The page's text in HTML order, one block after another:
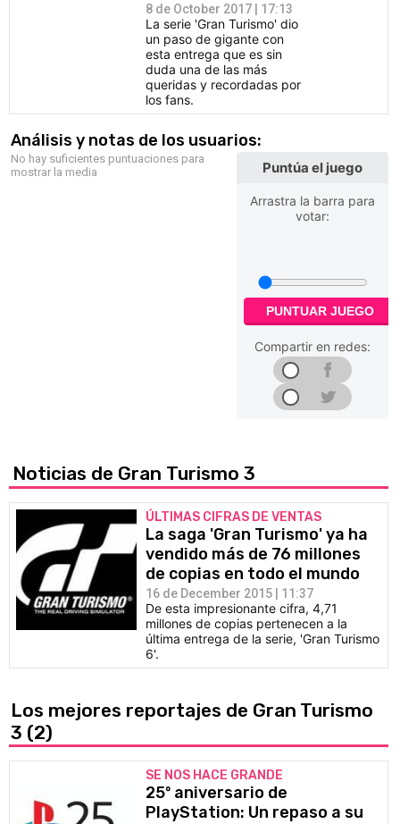
8 de October 2017 | 17:13
La serie 'Gran Turismo' dio
un paso de gigante con
esta entrega que es sin
duda una de las más
queridas y recordadas por
los fans.
Análisis y notas de los usuarios:
No hay suficientes puntuaciones para
mostrar la media
Puntúa el juego
Arrastra la barra para
votar:
PUNTUAR JUEGO
Compartir en redes:
Noticias de Gran Turismo 3
ÚLTIMAS CIFRAS DE VENTAS
La saga 'Gran Turismo' ya ha
vendido más de 76 millones
de copias en todo el mundo
16 de December 2015 | 11:37
De esta impresionante cifra, 4,71
millones de copias pertenecen a la
última entrega de la serie, 'Gran Turismo
6'.
Los mejores reportajes de Gran Turismo
3 (2)
SE NOS HACE GRANDE
25º aniversario de
PlayStation: Un repaso a su